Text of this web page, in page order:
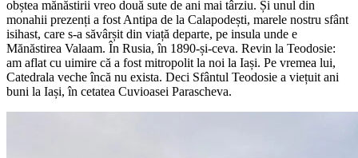
obștea mănăstirii vreo două sute de ani mai târziu. Și unul din
monahii prezenți a fost Antipa de la Calapodești, marele nostru sfânt
isihast, care s-a săvârșit din viață departe, pe insula unde e
Mănăstirea Valaam. În Rusia, în 1890-și-ceva. Revin la Teodosie:
am aflat cu uimire că a fost mitropolit la noi la Iași. Pe vremea lui,
Catedrala veche încă nu exista. Deci Sfântul Teodosie a viețuit ani
buni la Iași, în cetatea Cuvioasei Parascheva.